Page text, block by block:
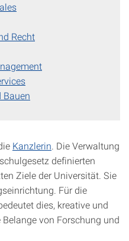
Recht
Bauen
Kanzlerin . Die Verwaltung
definierten
Ziele der Universität. Sie
Für die
dies, kreative und
von Forschung und